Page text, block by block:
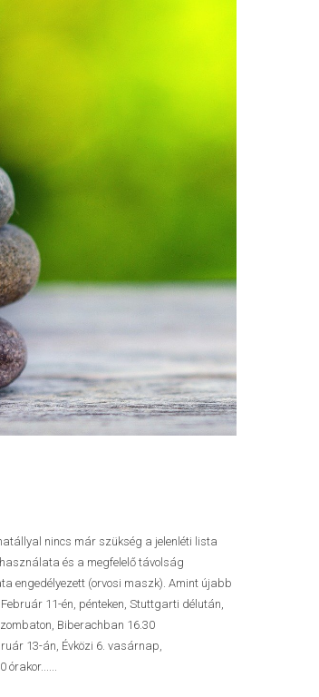
nincs már szükség a jelenléti lista
és a megfelelő távolság
engedélyezett (orvosi maszk). Amint újabb
11-én, pénteken, Stuttgarti délután,
Biberachban 16.30
13-án, Évközi 6. vasárnap,